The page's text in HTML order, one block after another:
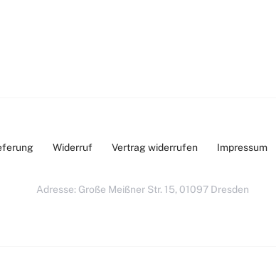
Widerruf Vertrag widerrufen Impressum
Adresse: Große Meißner Str. 15, 01097 Dresden